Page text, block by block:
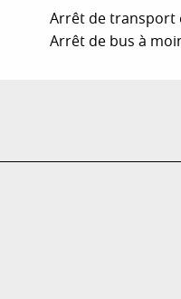
Arrêt de transport
Arrêt de bus à